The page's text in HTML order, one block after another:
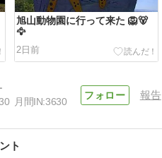
旭山動物園に行って来た 🦁🐻
🦅
2日前
月間IN:3630
報告
ト